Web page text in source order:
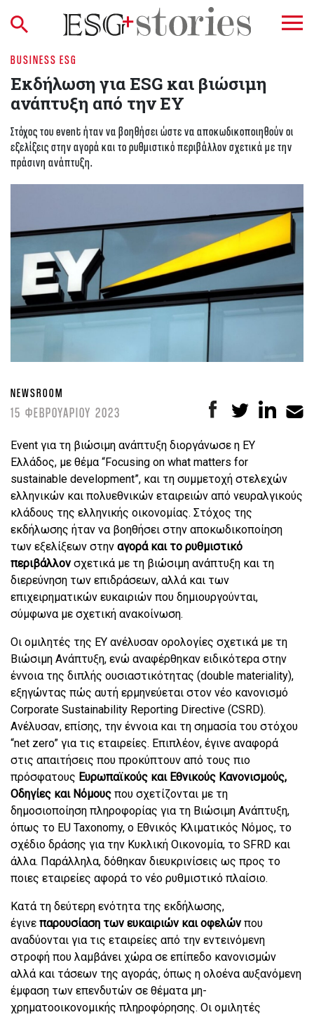
BUSINESS ESG
Εκδήλωση για ESG και βιώσιμη
ανάπτυξη από την ΕΥ
Στόχος του event ήταν να βοηθήσει ώστε να αποκωδικοποιηθούν οι
εξελίξεις στην αγορά και το ρυθμιστικό περιβάλλον σχετικά με την
πράσινη ανάπτυξη.
NEWSROOM
15 ΦΕΒΡΟΥΑΡΙΟΥ 2023
Event για τη βιώσιμη ανάπτυξη διοργάνωσε η ΕΥ
Ελλάδος, με θέμα “Focusing on what matters for
sustainable development”, και τη συμμετοχή στελεχών
ελληνικών και πολυεθνικών εταιρειών από νευραλγικούς
κλάδους της ελληνικής οικονομίας. Στόχος της
εκδήλωσης ήταν να βοηθήσει στην αποκωδικοποίηση
των εξελίξεων στην αγορά και το ρυθμιστικό
περιβάλλον σχετικά με τη βιώσιμη ανάπτυξη και τη
διερεύνηση των επιδράσεων, αλλά και των
επιχειρηματικών ευκαιριών που δημιουργούνται,
σύμφωνα με σχετική ανακοίνωση.
Οι ομιλητές της ΕΥ ανέλυσαν ορολογίες σχετικά με τη
Βιώσιμη Ανάπτυξη, ενώ αναφέρθηκαν ειδικότερα στην
έννοια της διπλής ουσιαστικότητας (double materiality),
εξηγώντας πώς αυτή ερμηνεύεται στον νέο κανονισμό
Corporate Sustainability Reporting Directive (CSRD).
Ανέλυσαν, επίσης, την έννοια και τη σημασία του στόχου
“net zero” για τις εταιρείες. Επιπλέον, έγινε αναφορά
στις απαιτήσεις που προκύπτουν από τους πιο
πρόσφατους Ευρωπαϊκούς και Εθνικούς Κανονισμούς,
Οδηγίες και Νόμους που σχετίζονται με τη
δημοσιοποίηση πληροφορίας για τη Βιώσιμη Ανάπτυξη,
όπως το EU Taxonomy, ο Εθνικός Κλιματικός Νόμος, το
σχέδιο δράσης για την Κυκλική Οικονομία, το SFRD και
άλλα. Παράλληλα, δόθηκαν διευκρινίσεις ως προς το
ποιες εταιρείες αφορά το νέο ρυθμιστικό πλαίσιο.
Κατά τη δεύτερη ενότητα της εκδήλωσης,
έγινε παρουσίαση των ευκαιριών και οφελών που
αναδύονται για τις εταιρείες από την εντεινόμενη
στροφή που λαμβάνει χώρα σε επίπεδο κανονισμών
αλλά και τάσεων της αγοράς, όπως η ολοένα αυξανόμενη
έμφαση των επενδυτών σε θέματα μη-
χρηματοοικονομικής πληροφόρησης. Οι ομιλητές